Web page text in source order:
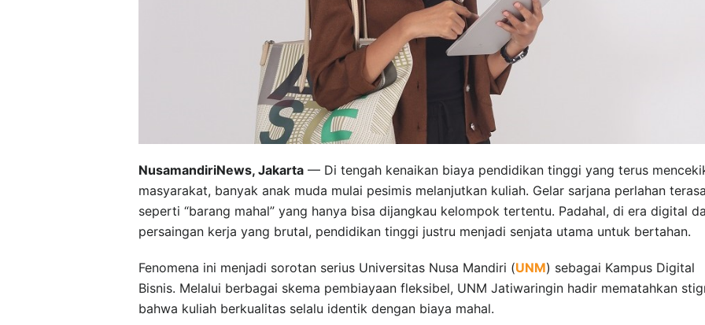
NusamandiriNews, Jakarta — Di tengah kenaikan biaya pendidikan tinggi yang terus
masyarakat, banyak anak muda mulai pesimis melanjutkan kuliah. Gelar sarjana perlahan terasa
seperti “barang mahal” yang hanya bisa dijangkau kelompok tertentu. Padahal, di era digital
persaingan kerja yang brutal, pendidikan tinggi justru menjadi senjata utama untuk bertahan.
Fenomena ini menjadi sorotan serius Universitas Nusa Mandiri (UNM) sebagai Kampus Digital
Bisnis. Melalui berbagai skema pembiayaan fleksibel, UNM Jatiwaringin hadir mematahkan
bahwa kuliah berkualitas selalu identik dengan biaya mahal.